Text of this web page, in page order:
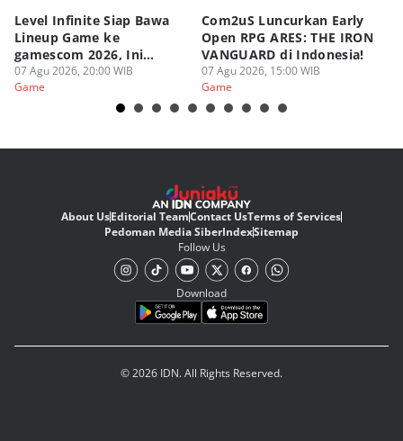
Level Infinite Siap Bawa
Lineup Game ke
gamescom 2026, Ini
Judulnya!
07 Agu 2026, 20:00 WIB
Game
Com2uS Luncurkan Early
Open RPG ARES: THE IRON
VANGUARD di Indonesia!
07 Agu 2026, 15:00 WIB
Game
About UsEditorial TeamContact UsTerms of Services
Pedoman Media SiberIndexSitemap
Follow Us
Download
© 2026 IDN. All Rights Reserved.